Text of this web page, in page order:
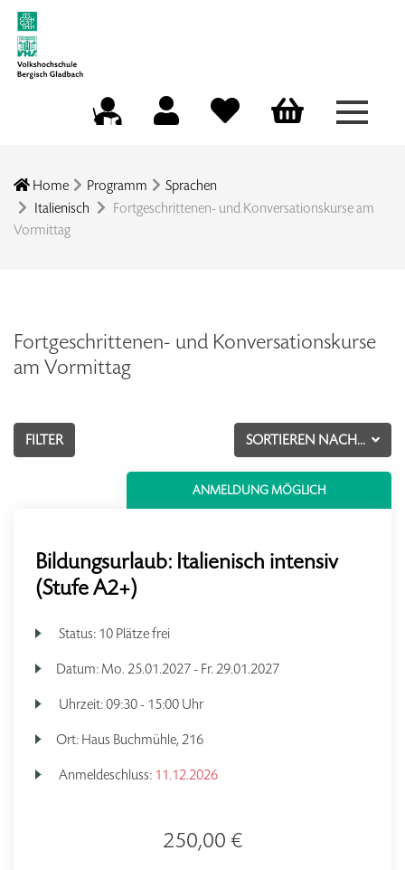
Menü
Home Programm
Sprachen
Italienisch
Fortgeschrittenen- und Konversationskurse am
Vormittag
Fortgeschrittenen- und Konversationskurse
am Vormittag
SORTIEREN NACH...
FILTER
ANMELDUNG MÖGLICH
Bildungsurlaub: Italienisch intensiv
(Stufe A2+)
Status: 10 Plätze frei
Datum: Mo. 25.01.2027 - Fr. 29.01.2027
Uhrzeit:09:30 - 15:00 Uhr
Ort: Haus Buchmühle, 216
Anmeldeschluss: 11.12.2026
250,00 €